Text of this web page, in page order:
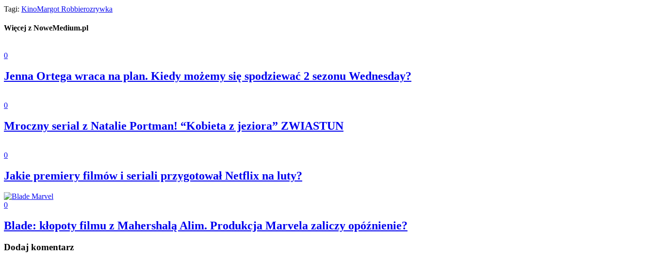
Tagi: KinoMargot Robbierozrywka
Więcej z NoweMedium.pl
0
Jenna Ortega wraca na plan. Kiedy możemy się spodziewać 2 sezonu Wednesday?
0
Mroczny serial z Natalie Portman! “Kobieta z jeziora” ZWIASTUN
0
Jakie premiery filmów i seriali przygotował Netflix na luty?
0
Blade: kłopoty filmu z Mahershalą Alim. Produkcja Marvela zaliczy opóźnienie?
Dodaj komentarz